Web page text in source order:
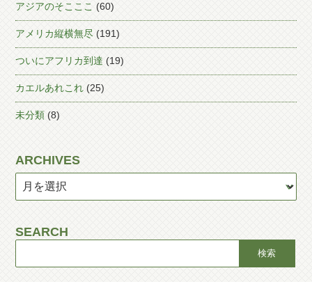
アジアのそこここ (60)
アメリカ縦横無尽 (191)
ついにアフリカ到達 (19)
カエルあれこれ (25)
未分類 (8)
ARCHIVES
SEARCH